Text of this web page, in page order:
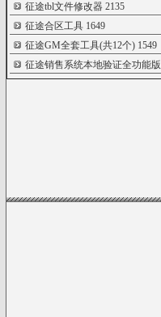
征途tbl文件修改器2135
征途合区工具1649
征途GM全套工具(共12个)1549
征途销售系统本地验证全功能版